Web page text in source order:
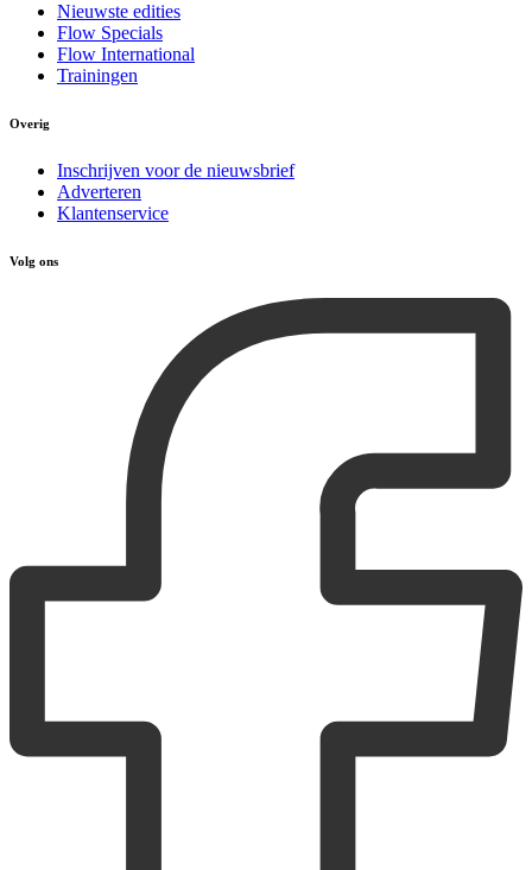
Nieuwste edities
Flow Specials
Flow International
Trainingen
Overig
Inschrijven voor de nieuwsbrief
Adverteren
Klantenservice
Volg ons